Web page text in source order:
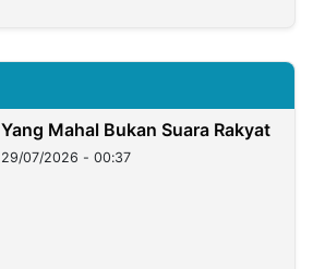
Yang Mahal Bukan Suara Rakyat
29/07/2026 - 00:37